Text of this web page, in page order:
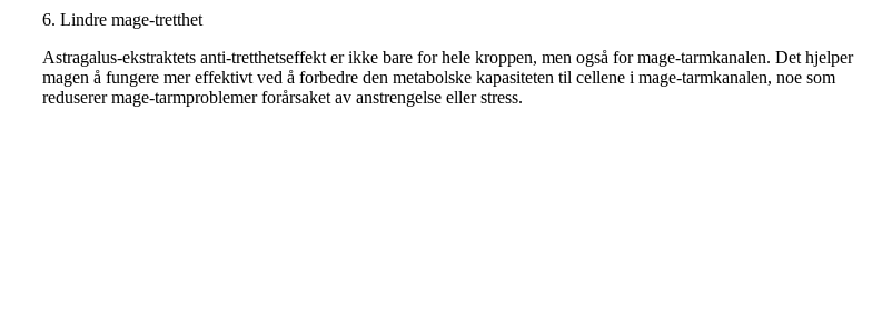
6. Lindre mage-tretthet
Astragalus-ekstraktets anti-tretthetseffekt er ikke bare for hele kroppen, men også for mage-tarmkanalen. Det hjelper
magen å fungere mer effektivt ved å forbedre den metabolske kapasiteten til cellene i mage-tarmkanalen, noe som
reduserer mage-tarmproblemer forårsaket av anstrengelse eller stress.